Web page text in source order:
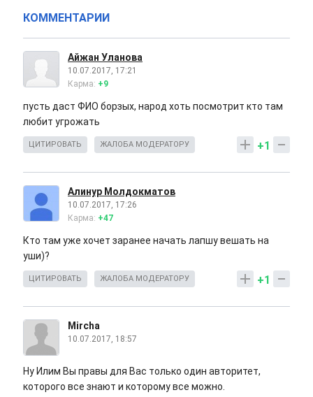
КОММЕНТАРИИ
Айжан Уланова
10.07.2017, 17:21
Карма: +9
пусть даст ФИО борзых, народ хоть посмотрит кто там
любит угрожать
+1
ЦИТИРОВАТЬ ЖАЛОБА МОДЕРАТОРУ
Алинур Молдокматов
10.07.2017, 17:26
Карма: +47
Кто там уже хочет заранее начать лапшу вешать на
уши)?
+1
ЦИТИРОВАТЬ ЖАЛОБА МОДЕРАТОРУ
Mircha
10.07.2017, 18:57
Ну Илим Вы правы для Вас только один авторитет,
которого все знают и которому все можно.